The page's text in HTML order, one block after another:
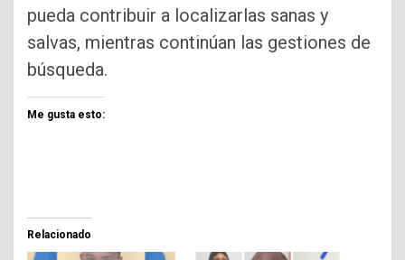
pueda contribuir a localizarlas sanas y
salvas, mientras continúan las gestiones de
búsqueda.
Me gusta esto:
Relacionado